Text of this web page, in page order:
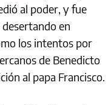
al poder, y fue
desertando en
los intentos por
de Benedicto
al papa Francisco.